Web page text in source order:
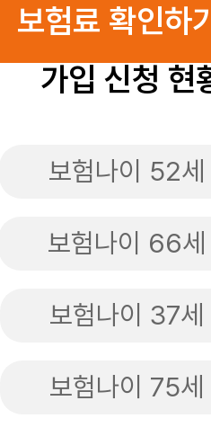
보험료 확인하
가입 신청 현
보험나이 52세
보험나이 66세
보험나이 37세
보험나이 75세
보험나이 69세